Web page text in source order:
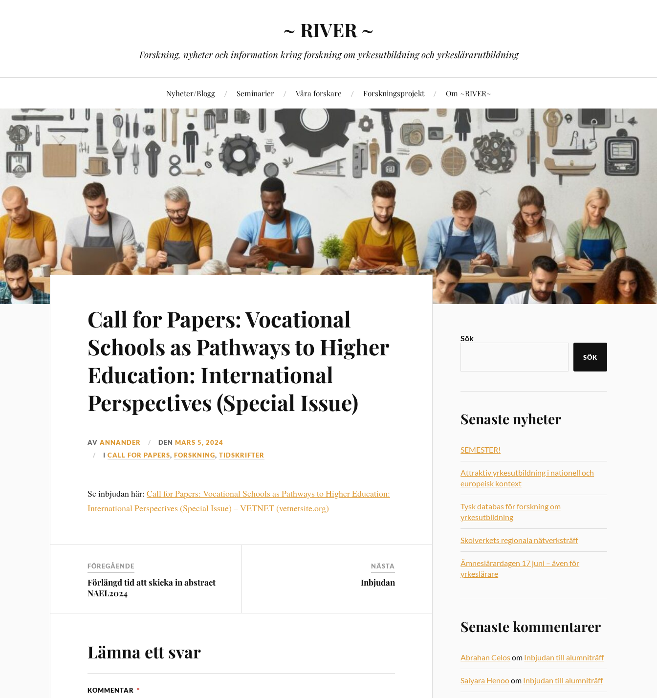
~ RIVER ~
Forskning, nyheter och information kring forskning om yrkesutbildning och yrkeslärarutbildning
Nyheter/Blogg Seminarier Våra forskare Forskningsprojekt Om ~RIVER~
Call for Papers: Vocational
Schools as Pathways to Higher
Education: International
Perspectives (Special Issue)
AVANNANDER DENMARS 5, 2024
ICALL FOR PAPERS,FORSKNING,TIDSKRIFTER
Se inbjudan här:Call for Papers: Vocational Schools as Pathways to Higher Education:
International Perspectives (Special Issue) – VETNET (vetnetsite.org)
FÖREGÅENDE
Förlängd tid att skicka in abstract
NAEL2024
NÄSTA
Inbjudan
Lämna ett svar
KOMMENTAR *
Sök
SÖK
Senaste nyheter
SEMESTER!
Attraktiv yrkesutbildning i nationell och
europeisk kontext
Tysk databas för forskning om
yrkesutbildning
Skolverkets regionala nätverksträff
Ämneslärardagen 17 juni – även för
yrkeslärare
Senaste kommentarer
Abrahan Celosom Inbjudan till alumniträff
Saiyara Henooom Inbjudan till alumniträff